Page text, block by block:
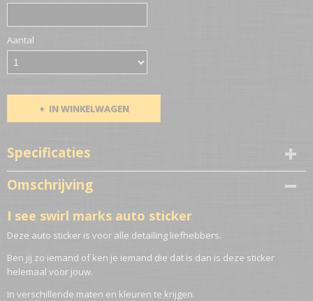
Aantal
IN WINKELWAGEN
Specificaties
Netto gewicht
0,10 Kg
Omschrijving
I see swirl marks auto sticker
Deze auto sticker is voor alle detailing liefhebbers.
Ben jij zo iemand of ken je iemand die dat is dan is deze sticker
helemaal voor jouw.
In verschillende maten en kleuren te krijgen.